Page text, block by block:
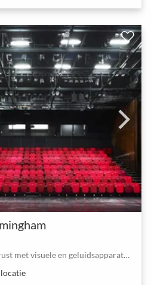
Auditorium volledig uitgerust met visuele en geluidsapparatuur